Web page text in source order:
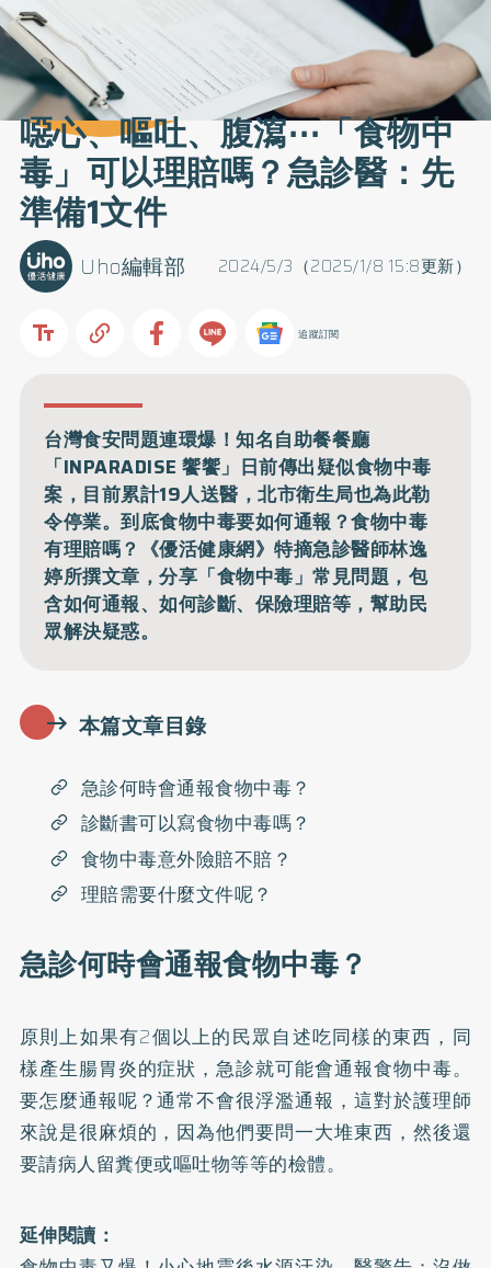
噁心、嘔吐、腹瀉⋯「食物中
毒」可以理賠嗎？急診醫：先
準備1文件
2024/5/3（2025/1/8 15:8更新）
Uho編輯部
追蹤訂閱
台灣食安問題連環爆！知名自助餐餐廳
「INPARADISE 饗饗」日前傳出疑似食物中毒
案，目前累計19人送醫，北市衛生局也為此勒
令停業。到底食物中毒要如何通報？食物中毒
有理賠嗎？《優活健康網》特摘急診醫師林逸
婷所撰文章，分享「食物中毒」常見問題，包
含如何通報、如何診斷、保險理賠等，幫助民
眾解決疑惑。
本篇文章目錄
急診何時會通報食物中毒？
診斷書可以寫食物中毒嗎？
食物中毒意外險賠不賠？
理賠需要什麼文件呢？
急診何時會通報食物中毒？
原則上如果有2個以上的民眾自述吃同樣的東西，同
樣產生腸胃炎的症狀，急診就可能會通報食物中毒。
要怎麼通報呢？通常不會很浮濫通報，這對於護理師
來說是很麻煩的，因為他們要問一大堆東西，然後還
要請病人留糞便或嘔吐物等等的檢體。
延伸閱讀：